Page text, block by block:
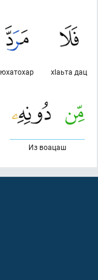
хlаьта дац
юхатохар
Из воацаш